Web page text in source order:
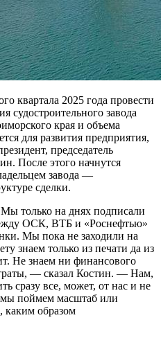
квартала 2025 года провести
судостроительного завода
края и объема
для развития предприятия,
председатель
После этого начнутся
завода —
сделки.
только на днях подписали
ОСК, ВТБ и «Роснефтью»
Мы пока не заходили на
знаем только из печати да из
Не знаем ни финансового
— сказал Костин. — Нам,
сразу все, может, от нас и не
мы поймем масштаб или
каким образом